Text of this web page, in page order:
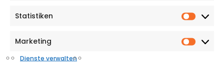
Statistiken
Marketing
Dienste verwalten
BEST BURGER